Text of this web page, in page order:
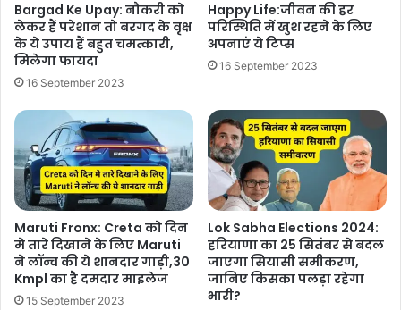
Bargad Ke Upay: नौकरी को
लेकर हैं परेशान तो बरगद के वृक्ष
के ये उपाय हैं बहुत चमत्कारी,
मिलेगा फायदा
16 September 2023
Happy Life:जीवन की हर
परिस्थिति में खुश रहने के लिए
अपनाएं ये टिप्स
16 September 2023
Maruti Fronx: Creta को दिन
मे तारे दिखाने के लिए Maruti
ने लॉन्च की ये शानदार गाड़ी,30
Kmpl का है दमदार माइलेज
15 September 2023
Lok Sabha Elections 2024:
हरियाणा का 25 सितंबर से बदल
जाएगा सियासी समीकरण,
जानिए किसका पलड़ा रहेगा
भारी?